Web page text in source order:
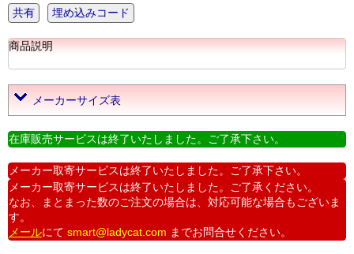
共有 埋め込みコード
商品説明
メーカーサイズ表
在庫販売サービスは終了いたしました。ご了承下さい。
メーカー取寄サービスは終了いたしました。ご了承下さい。
メーカー取寄サービスは終了いたしました。ご了承ください。
なお、まとまった数のご注文の場合は、対応可能な場合もございま
す。
メールにて smart@ladycat.com までお問合せください。